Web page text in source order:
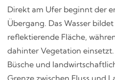
Direkt am Ufer beginnt der
Übergang. Das Wasser
reflektierende Fläche,
dahinter Vegetation
Büsche und
Grenze zwischen Fluss und